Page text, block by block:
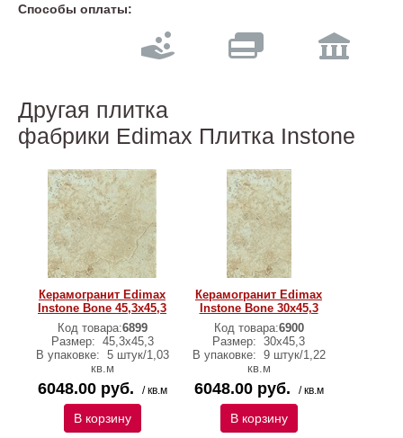
Способы оплаты:
Другая плитка
фабрики Edimax Плитка Instone
Керамогранит Edimax
Instone Bone 45,3x45,3
Код товара:6899
Размер: 45,3x45,3
В упаковке: 5 штук/1,03
кв.м
6048.00 руб. / кв.м
В корзину
Керамогранит Edimax
Instone Bone 30x45,3
Код товара:6900
Размер: 30x45,3
В упаковке: 9 штук/1,22
кв.м
6048.00 руб. / кв.м
В корзину